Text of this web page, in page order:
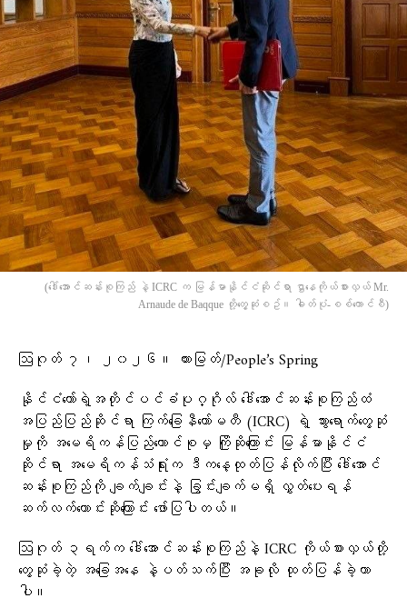
(​ဒေါ်​အောင်ဆန်းစုကြည် နဲ့ ICRC က မြန်မာနိုင်ငံဆိုင်ရာ ဌာ‌နေကိုယ်စားလှယ် Mr.
Arnaude de Baqque တို့​တွေ့ဆုံစဥ်။ ဓါတ်ပုံ-စစ်​ကောင်စီ)
ဩဂုတ် ၇၊ ၂၀၂၆။ ထားမြတ်/People’s Spring
နိုင်ငံတော်ရဲ့အတိုင်ပင်ခံပုဂ္ဂိုလ် ဒေါ်အောင်ဆန်းစုကြည်ထံ
အပြည်ပြည်ဆိုင်ရာ ကြက်ခြေနီကော်မတီ (ICRC) ရဲ့ သွားရောက်တွေ့ဆုံ
မှုကို အမေရိကန်ပြည်ထောင်စုမှ ကြိုဆိုကြောင်း မြန်မာနိုင်ငံ
ဆိုင်ရာ အမေရိကန်သံရုံးက ဒီကနေ့ထုတ်ပြန်လိုက်ပြီး ဒေါ်အောင်
ဆန်းစုကြည်ကို ချက်ချင်းနဲ့ ခြွင်းချက်မရှိ လွှတ်ပေးရန်
ဆက်လက်တောင်းဆိုကြောင်း ဖော်ပြပါတယ်။
ဩဂုတ် ၃ရက်က ဒေါ်အောင်ဆန်းစုကြည်နဲ့ ICRC ကိုယ်စားလှယ်တို့
တွေ့ဆုံခဲ့တဲ့ အခြေအနေ နဲ့ပတ်သက်ပြီး အခုလို ထုတ်ပြန်ခဲ့တာ
ပါ။